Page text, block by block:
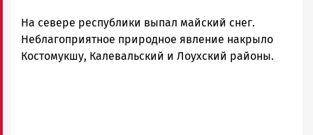
Петрозаводска
и
Карелии
На севере республики выпал майский снег.
Неблагоприятное природное явление накрыло
Костомукшу, Калевальский и Лоухский районы.